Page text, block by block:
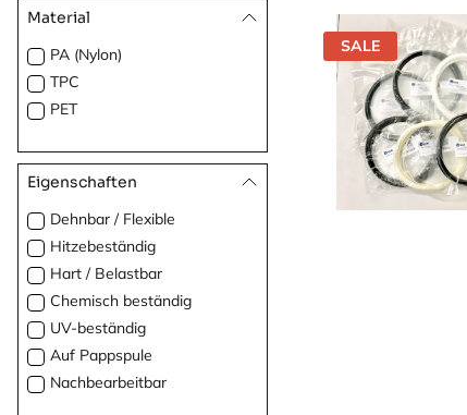
Material
PA (Nylon)
TPC
PET
Eigenschaften
Dehnbar / Flexible
Hitzebeständig
Hart / Belastbar
Chemisch beständig
UV-beständig
Auf Pappspule
Nachbearbeitbar
SALE